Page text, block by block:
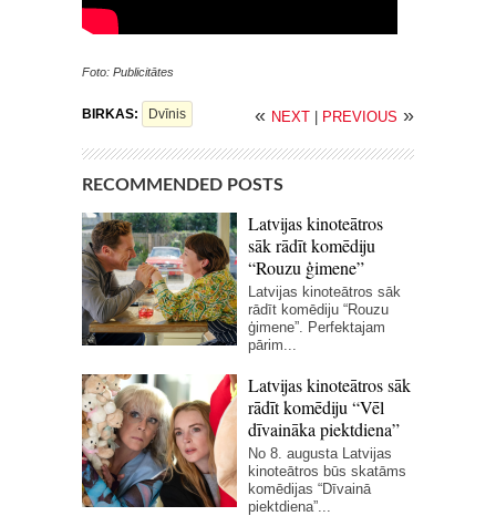
Foto: Publicitātes
BIRKAS: Dvīnis « NEXT PREVIOUS »
RECOMMENDED POSTS
Latvijas kinoteātros
sāk rādīt komēdiju
“Rouzu ģimene”
Latvijas kinoteātros sāk
rādīt komēdiju “Rouzu
ģimene”. Perfektajam
pārim...
Latvijas kinoteātros sāk
rādīt komēdiju “Vēl
dīvaināka piektdiena”
No 8. augusta Latvijas
kinoteātros būs skatāms
komēdijas “Dīvainā
piektdiena”...